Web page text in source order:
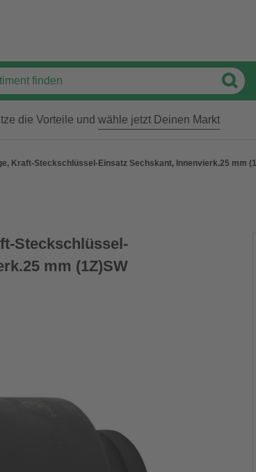
die Vorteile und wähle jetzt Deinen Markt
Kraft-Steckschlüssel-Einsatz Sechskant, Innenvierk.25 mm
Steckschlüssel-
mm (1Z)SW